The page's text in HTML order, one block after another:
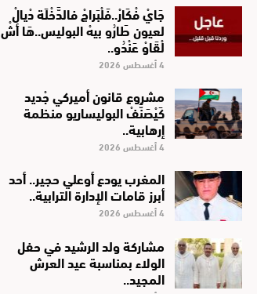
جَايْ فْكَارْ..فَلْبَراجْ فالدَّخْلَة دْيالْ
لعيون طَارُو بيهْ البوليس..هَا أشْ
لْقَاوْ عَنْدُو..
4 أغسطس 2026
مشروع قانون أميركي جْديد
كَيْصَنَّفْ البوليساريو منظمة
إرهابية..
4 أغسطس 2026
المغرب يودع أوعلي حجير.. أحد
أبرز قامات الإدارة الترابية..
4 أغسطس 2026
مشاركة ولد الرشيد في حفل
الولاء بمناسبة عيد العرش
المجيد..